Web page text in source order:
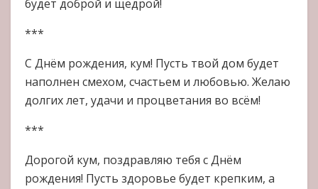
будет доброй и щедрой!
***
С Днём рождения, кум! Пусть твой дом будет
наполнен смехом, счастьем и любовью. Желаю
долгих лет, удачи и процветания во всём!
***
Дорогой кум, поздравляю тебя с Днём
рождения! Пусть здоровье будет крепким, а